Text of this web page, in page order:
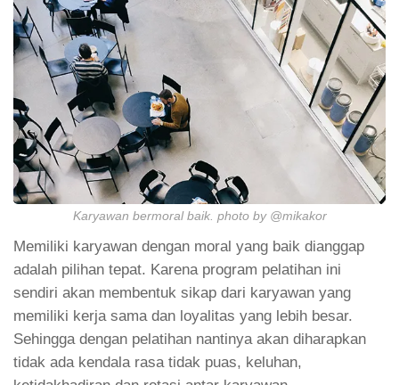
Karyawan bermoral baik. photo by @mikakor
Memiliki karyawan dengan moral yang baik dianggap
adalah pilihan tepat. Karena program pelatihan ini
sendiri akan membentuk sikap dari karyawan yang
memiliki kerja sama dan loyalitas yang lebih besar.
Sehingga dengan pelatihan nantinya akan diharapkan
tidak ada kendala rasa tidak puas, keluhan,